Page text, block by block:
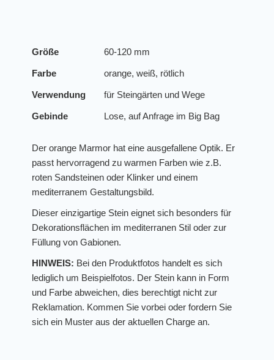
Größe 60-120 mm
Farbe orange, weiß, rötlich
Verwendung für Steingärten und Wege
Gebinde Lose, auf Anfrage im Big Bag
Der orange Marmor hat eine ausgefallene Optik. Er
passt hervorragend zu warmen Farben wie z.B.
roten Sandsteinen oder Klinker und einem
mediterranem Gestaltungsbild.
Dieser einzigartige Stein eignet sich besonders für
Dekorationsflächen im mediterranen Stil oder zur
Füllung von Gabionen.
HINWEIS: Bei den Produktfotos handelt es sich
lediglich um Beispielfotos. Der Stein kann in Form
und Farbe abweichen, dies berechtigt nicht zur
Reklamation. Kommen Sie vorbei oder fordern Sie
sich ein Muster aus der aktuellen Charge an.